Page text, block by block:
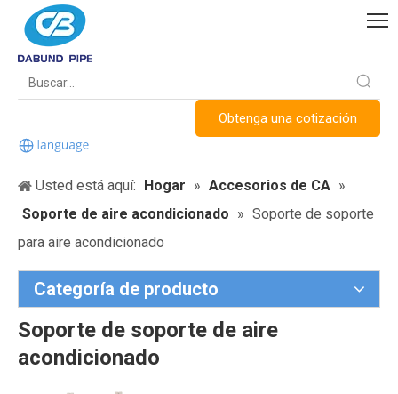
Obtenga una cotización
Usted está aquí: Hogar » Accesorios de CA »
Soporte de aire acondicionado » Soporte de soporte
para aire acondicionado
Categoría de producto
Soporte de soporte de aire
acondicionado